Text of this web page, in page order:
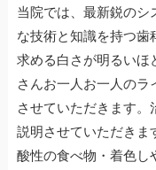
当院では、最新鋭のシ
な技術と知識を持つ歯
求める白さが明るいほ
さんお一人お一人の
させていただきます
説明させていただきま
酸性の食べ物・着色し